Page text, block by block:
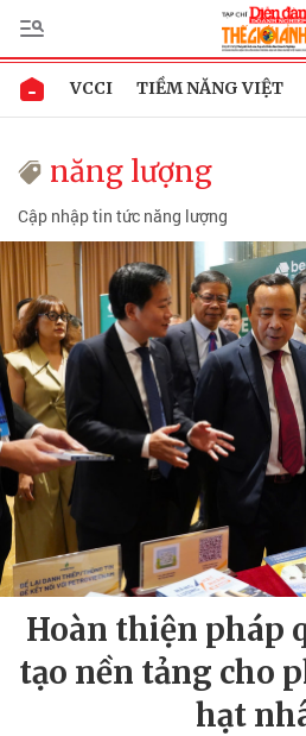
VCCI TIỀM NĂNG VIỆT
năng lượng
Cập nhập tin tức năng lượng
Hoàn thiện pháp
tạo nền tảng cho
hạt